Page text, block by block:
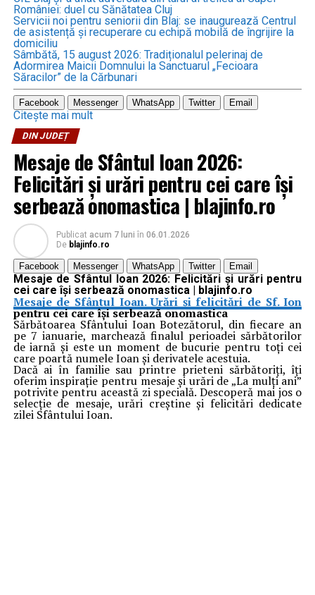
României: duel cu Sănătatea Cluj
Servicii noi pentru seniorii din Blaj: se inaugurează Centrul
de asistență și recuperare cu echipă mobilă de îngrijire la
domiciliu
Sâmbătă, 15 august 2026: Tradiționalul pelerinaj de
Adormirea Maicii Domnului la Sanctuarul „Fecioara
Săracilor” de la Cărbunari
Facebook Messenger WhatsApp Twitter Email
Citește mai mult
DIN JUDEȚ
Mesaje de Sfântul Ioan 2026:
Felicitări și urări pentru cei care își
serbează onomastica | blajinfo.ro
Publicat acum 7 luni în 06.01.2026
De blajinfo.ro
Facebook Messenger WhatsApp Twitter Email
Mesaje de Sfântul Ioan 2026: Felicitări și urări pentru
cei care își serbează onomastica | blajinfo.ro
Mesaje de Sfântul Ioan. Urări și felicitări de Sf. Ion
pentru cei care își serbează onomastica
Sărbătoarea Sfântului Ioan Botezătorul, din fiecare an
pe 7 ianuarie, marchează finalul perioadei sărbătorilor
de iarnă și este un moment de bucurie pentru toți cei
care poartă numele Ioan și derivatele acestuia.
Dacă ai în familie sau printre prieteni sărbătoriți, îți
oferim inspirație pentru mesaje și urări de „La mulți ani”
potrivite pentru această zi specială. Descoperă mai jos o
selecție de mesaje, urări creștine și felicitări dedicate
zilei Sfântului Ioan.